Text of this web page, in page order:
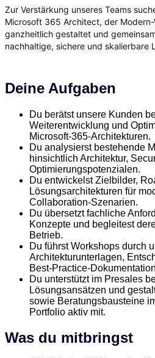
Zur Verstärkung unseres Teams
Microsoft 365 Architect, der
ganzheitlich gestaltet und
nachhaltige, sichere und skalierbare
Deine Aufgaben
Du berätst unsere Kunden
Weiterentwicklung und
Microsoft-365-Architekturen.
Du analysierst bestehende
hinsichtlich Architektur,
Optimierungspotenzialen.
Du entwickelst Zielbilder,
Lösungsarchitekturen für
Collaboration-Szenarien.
Du übersetzt fachliche
Konzepte und begleitest
Betrieb.
Du führst Workshops durch
Architekturunterlagen,
Best-Practice-
Du unterstützt im Presales
Lösungsansätzen und
sowie Beratungsbausteine
Portfolio aktiv mit.
Was du mitbringst